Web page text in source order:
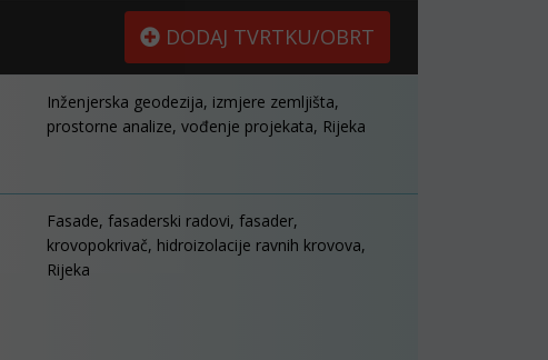
DODAJ TVRTKU/OBRT
Inženjerska geodezija, izmjere zemljišta,
prostorne analize, vođenje projekata, Rijeka
Fasade, fasaderski radovi, fasader,
krovopokrivač, hidroizolacije ravnih krovova,
Rijeka